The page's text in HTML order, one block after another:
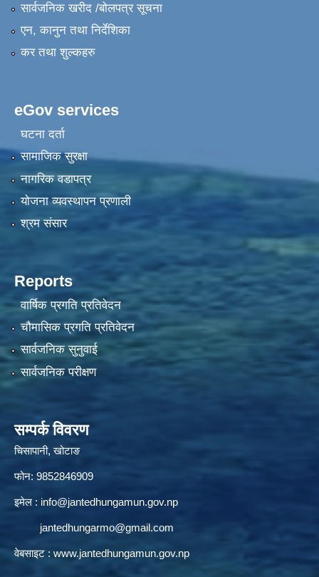
सार्वजनिक खरीद /बोलपत्र सूचना
एन, कानुन तथा निर्देशिका
कर तथा शुल्कहरु
eGov services
घटना दर्ता
सामाजिक सुरक्षा
नागरिक वडापत्र
योजना व्यवस्थापन प्रणाली
श्रम संसार
Reports
वार्षिक प्रगति प्रतिवेदन
चौमासिक प्रगति प्रतिवेदन
सार्वजनिक सुनुवाई
सार्वजनिक परीक्षण
सम्पर्क विवरण
चिसापानी, खोटाङ
फोन: 9852846909
इमेल : info@jantedhungamun.gov.np
jantedhungarmo@gmail.com
वेबसाइट : www.jantedhungamun.gov.np